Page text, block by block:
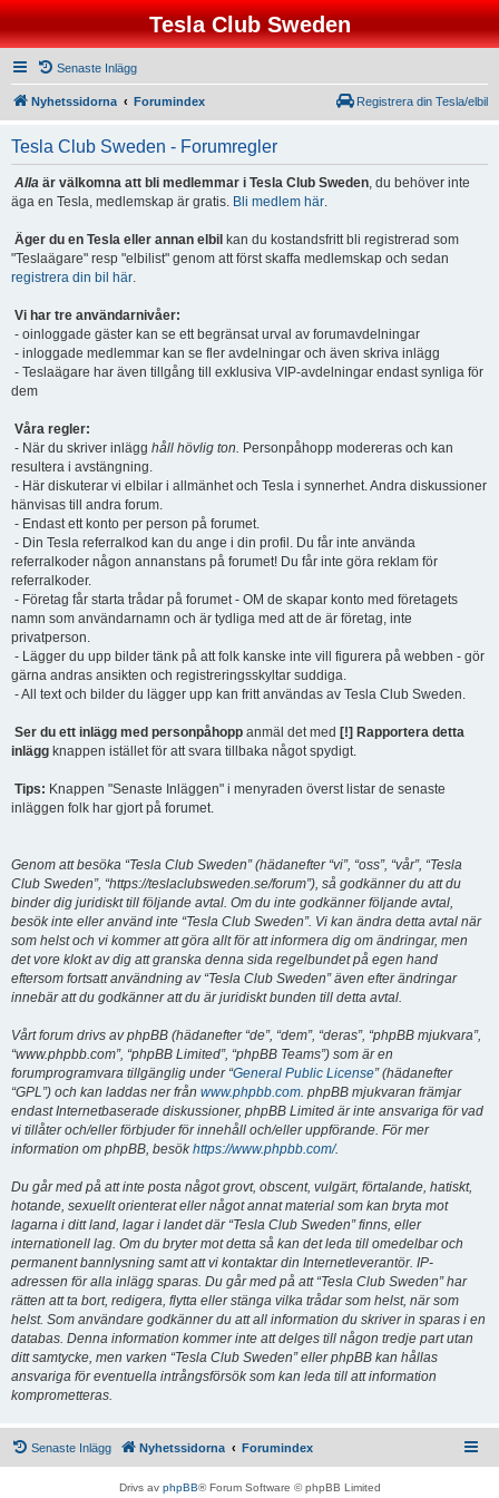
Tesla Club Sweden
Senaste Inlägg
Nyhetssidorna Forumindex Registrera din Tesla/elbil
Tesla Club Sweden - Forumregler
Alla är välkomna att bli medlemmar i Tesla Club Sweden, du behöver inte
äga en Tesla, medlemskap är gratis. Bli medlem här.
Äger du en Tesla eller annan elbil kan du kostandsfritt bli registrerad som
"Teslaägare" resp "elbilist" genom att först skaffa medlemskap och sedan
registrera din bil här.
Vi har tre användarnivåer:
- oinloggade gäster kan se ett begränsat urval av forumavdelningar
- inloggade medlemmar kan se fler avdelningar och även skriva inlägg
- Teslaägare har även tillgång till exklusiva VIP-avdelningar endast synliga för
dem
Våra regler:
- När du skriver inlägg håll hövlig ton. Personpåhopp modereras och kan
resultera i avstängning.
- Här diskuterar vi elbilar i allmänhet och Tesla i synnerhet. Andra diskussioner
hänvisas till andra forum.
- Endast ett konto per person på forumet.
- Din Tesla referralkod kan du ange i din profil. Du får inte använda
referralkoder någon annanstans på forumet! Du får inte göra reklam för
referralkoder.
- Företag får starta trådar på forumet - OM de skapar konto med företagets
namn som användarnamn och är tydliga med att de är företag, inte
privatperson.
- Lägger du upp bilder tänk på att folk kanske inte vill figurera på webben - gör
gärna andras ansikten och registreringsskyltar suddiga.
- All text och bilder du lägger upp kan fritt användas av Tesla Club Sweden.
Ser du ett inlägg med personpåhopp anmäl det med [!] Rapportera detta
inlägg knappen istället för att svara tillbaka något spydigt.
Tips: Knappen "Senaste Inläggen" i menyraden överst listar de senaste
inläggen folk har gjort på forumet.
Genom att besöka “Tesla Club Sweden” (hädanefter “vi”, “oss”, “vår”, “Tesla
Club Sweden”, “https://teslaclubsweden.se/forum”), så godkänner du att du
binder dig juridiskt till följande avtal. Om du inte godkänner följande avtal,
besök inte eller använd inte “Tesla Club Sweden”. Vi kan ändra detta avtal när
som helst och vi kommer att göra allt för att informera dig om ändringar, men
det vore klokt av dig att granska denna sida regelbundet på egen hand
eftersom fortsatt användning av “Tesla Club Sweden” även efter ändringar
innebär att du godkänner att du är juridiskt bunden till detta avtal.
Vårt forum drivs av phpBB (hädanefter “de”, “dem”, “deras”, “phpBB mjukvara”,
“www.phpbb.com”, “phpBB Limited”, “phpBB Teams”) som är en
forumprogramvara tillgänglig under “General Public License” (hädanefter
“GPL”) och kan laddas ner från www.phpbb.com. phpBB mjukvaran främjar
endast Internetbaserade diskussioner, phpBB Limited är inte ansvariga för vad
vi tillåter och/eller förbjuder för innehåll och/eller uppförande. För mer
information om phpBB, besökhttps://www.phpbb.com/.
Du går med på att inte posta något grovt, obscent, vulgärt, förtalande, hatiskt,
hotande, sexuellt orienterat eller något annat material som kan bryta mot
lagarna i ditt land, lagar i landet där “Tesla Club Sweden” finns, eller
internationell lag. Om du bryter mot detta så kan det leda till omedelbar och
permanent bannlysning samt att vi kontaktar din Internetleverantör. IP-
adressen för alla inlägg sparas. Du går med på att “Tesla Club Sweden” har
rätten att ta bort, redigera, flytta eller stänga vilka trådar som helst, när som
helst. Som användare godkänner du att all information du skriver in sparas i en
databas. Denna information kommer inte att delges till någon tredje part utan
ditt samtycke, men varken “Tesla Club Sweden” eller phpBB kan hållas
ansvariga för eventuella intrångsförsök som kan leda till att information
komprometteras.
Senaste Inlägg Nyhetssidorna Forumindex
Drivs av phpBB® Forum Software © phpBB Limited